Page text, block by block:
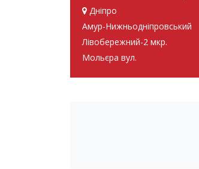
Дніпро
Амур-Нижньодніпровський
Лівобережний-2 мкр.
Мольєра вул.